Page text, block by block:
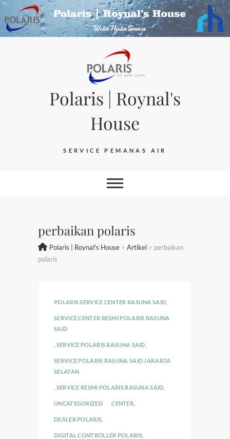
Skip
to
content
Polaris | Roynal's
House
SERVICE PEMANAS AIR
perbaikan polaris
Polaris | Roynal's House > Artikel > perbaikan
polaris
POLARIS SERVICE CENTER RASUNA SAID
SERVICE CENTER RESMI POLARIS RASUNA
SAID
SERVICE POLARIS RASUNA SAID
SERVICE POLARIS RASUNA SAID JAKARTA
SELATAN
SERVICE RESMI POLARIS RASUNA SAID
UNCATEGORIZED CENTER
DEALER POLARIS
DIGITAL CONTROLLER POLARIS,